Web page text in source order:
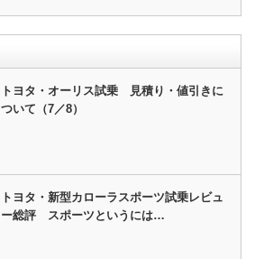
トヨタ・オーリス試乗 見積り・値引きに
ついて（7／8）
トヨタ・新型カローラスポーツ試乗レビュ
ー総評 スポーツというには…